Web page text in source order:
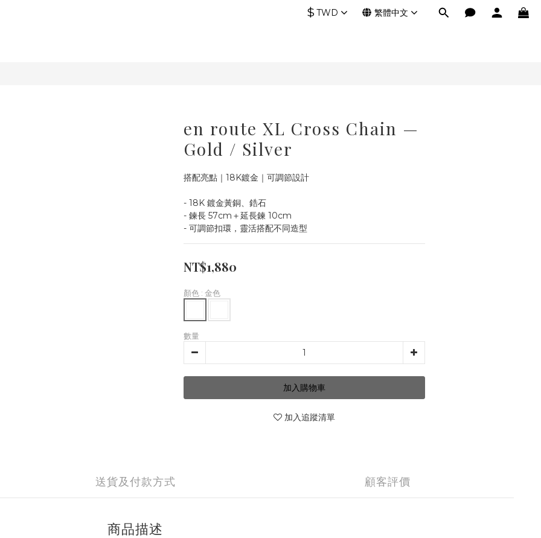
$ TWD 繁體中文
en route XL Cross Chain —
Gold / Silver
搭配亮點｜18K鍍金｜可調節設計
- 18K 鍍金黃銅、鋯石
- 鍊長 57cm＋延長鍊 10cm
- 可調節扣環，靈活搭配不同造型
NT$1,880
顏色 : 金色
數量
加入購物車
加入追蹤清單
送貨及付款方式 顧客評價
商品描述